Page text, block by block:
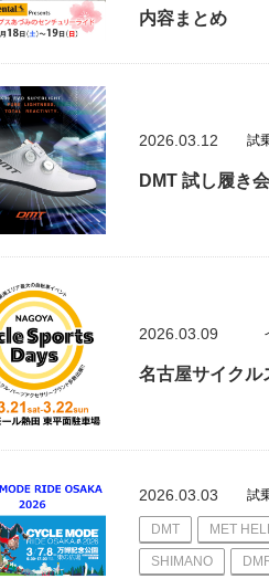
内容まとめ
2026.03.12 試
DMT 試し履き
2026.03.09
名古屋サイクル
2026.03.03 試
DMT MET
SHIMANO